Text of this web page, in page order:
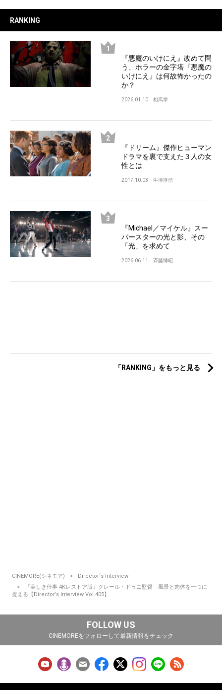
RANKING
『悪魔のいけにえ』改めて問
う、ホラーの金字塔『悪魔の
いけにえ』は何故怖かったの
か？
2026.01.10 相馬学
『ドリーム』傑作ヒューマン
ドラマを裏で支えた３人の女
性とは
2017.10.03 牛津厚信
『Michael／マイケル』スー
パースターの光と影、その
「光」を求めて
2026.06.11 斉藤博昭
「RANKING」をもっと見る
CINEMORE(シネモア)
Director‘s Interview
『美しき仕事 4Kレストア版』クレール・ドゥニ監督 風景と肉体を一つに
捉える【Director’s Interview Vol.405】
FOLLOW US
CINEMOREをフォローして最新情報をチェック